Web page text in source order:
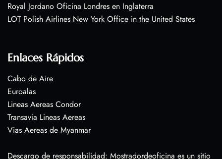
Royal Jordano Oficina Londres en Inglaterra
LOT Polish Airlines New York Office in the United States
Enlaces Rápidos
Cabo de Aire
Euroalas
Lineas Aereas Condor
Transavia Lineas Aereas
Vias Aereas de Myanmar
Descargo de responsabilidad: Mostradordeoficina es un sitio